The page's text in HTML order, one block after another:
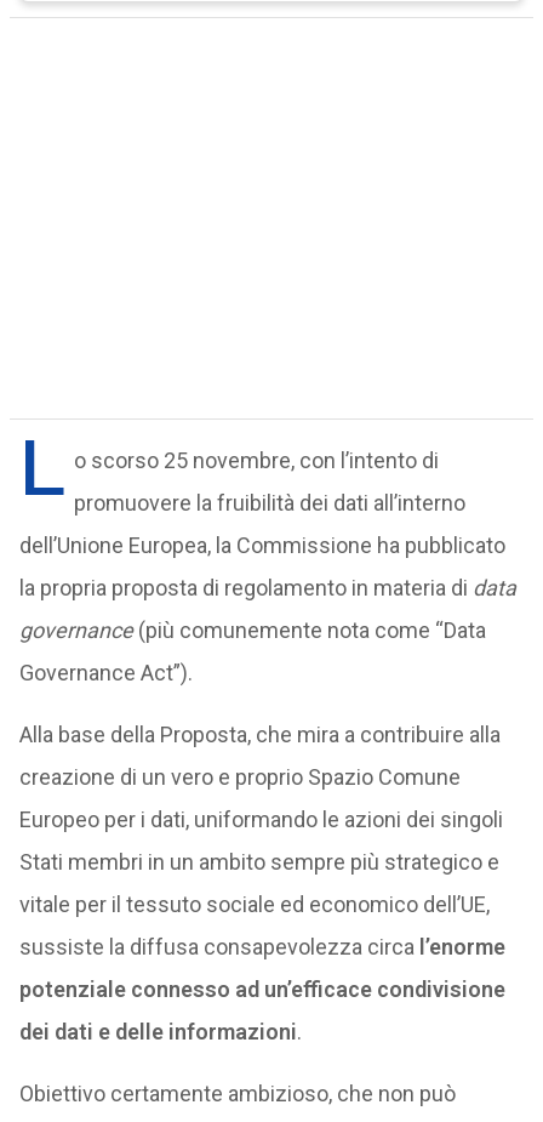
L o scorso 25 novembre, con l’intento di
promuovere la fruibilità dei dati all’interno
dell’Unione Europea, la Commissione ha pubblicato
la propria proposta di regolamento in materia di data
governance(più comunemente nota come “Data
Governance Act”).
Alla base della Proposta, che mira a contribuire alla
creazione di un vero e proprio Spazio Comune
Europeo per i dati, uniformando le azioni dei singoli
Stati membri in un ambito sempre più strategico e
vitale per il tessuto sociale ed economico dell’UE,
sussiste la diffusa consapevolezza circa l’enorme
potenziale connesso ad un’efficace condivisione
dei dati e delle informazioni.
Obiettivo certamente ambizioso, che non può